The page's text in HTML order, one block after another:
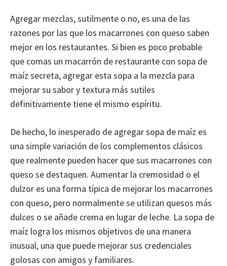
Agregar mezclas, sutilmente o no, es una de las
razones por las que los macarrones con queso saben
mejor en los restaurantes. Si bien es poco probable
que comas un macarrón de restaurante con sopa de
maíz secreta, agregar esta sopa a la mezcla para
mejorar su sabor y textura más sutiles
definitivamente tiene el mismo espíritu.
De hecho, lo inesperado de agregar sopa de maíz es
una simple variación de los complementos clásicos
que realmente pueden hacer que sus macarrones con
queso se destaquen. Aumentar la cremosidad o el
dulzor es una forma típica de mejorar los macarrones
con queso, pero normalmente se utilizan quesos más
dulces o se añade crema en lugar de leche. La sopa de
maíz logra los mismos objetivos de una manera
inusual, una que puede mejorar sus credenciales
golosas con amigos y familiares.